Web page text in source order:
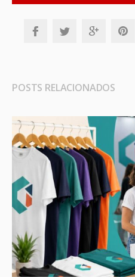
POSTS RELACIONADOS